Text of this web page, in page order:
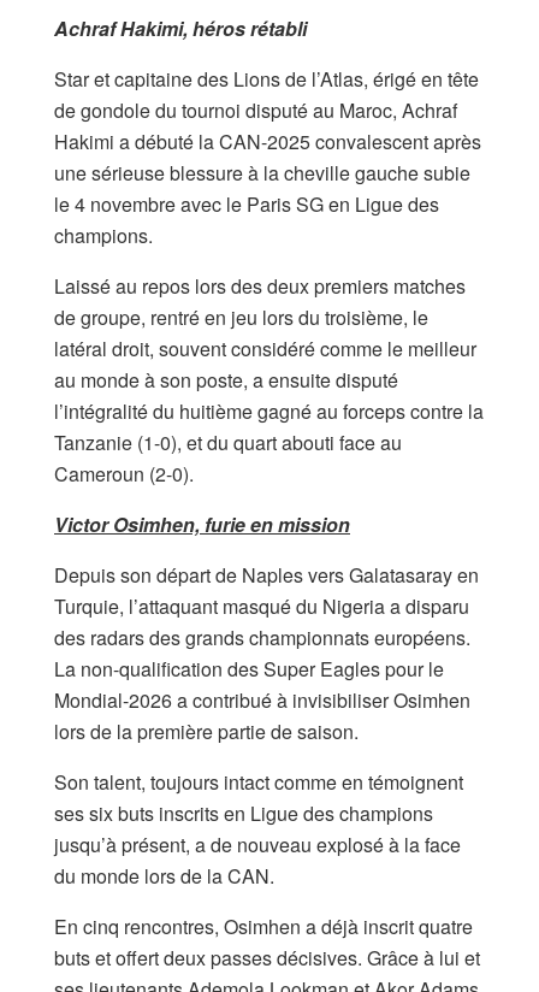
Achraf Hakimi, héros rétabli
Star et capitaine des Lions de l’Atlas, érigé en tête
de gondole du tournoi disputé au Maroc, Achraf
Hakimi a débuté la CAN-2025 convalescent après
une sérieuse blessure à la cheville gauche subie
le 4 novembre avec le Paris SG en Ligue des
champions.
Laissé au repos lors des deux premiers matches
de groupe, rentré en jeu lors du troisième, le
latéral droit, souvent considéré comme le meilleur
au monde à son poste, a ensuite disputé
l’intégralité du huitième gagné au forceps contre la
Tanzanie (1-0), et du quart abouti face au
Cameroun (2-0).
Victor Osimhen, furie en mission
Depuis son départ de Naples vers Galatasaray en
Turquie, l’attaquant masqué du Nigeria a disparu
des radars des grands championnats européens.
La non-qualification des Super Eagles pour le
Mondial-2026 a contribué à invisibiliser Osimhen
lors de la première partie de saison.
Son talent, toujours intact comme en témoignent
ses six buts inscrits en Ligue des champions
jusqu’à présent, a de nouveau explosé à la face
du monde lors de la CAN.
En cinq rencontres, Osimhen a déjà inscrit quatre
buts et offert deux passes décisives. Grâce à lui et